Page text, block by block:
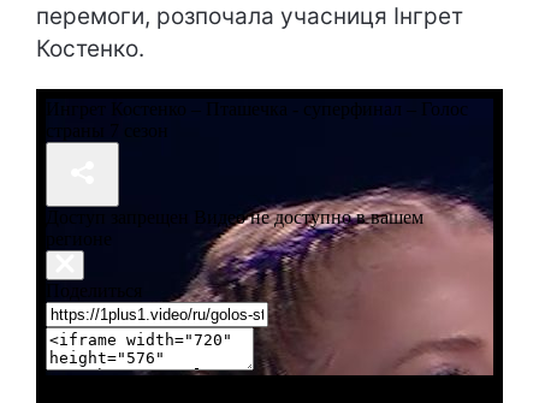
перемоги, розпочала учасниця Інгрет
Костенко.